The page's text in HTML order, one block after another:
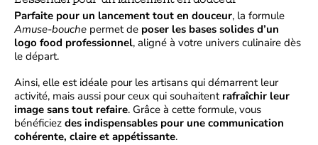
Parfaite pour un lancement tout en douceur, la formule
Amuse-bouche permet de poser les bases solides d’un
logo food professionnel, aligné à votre univers culinaire dès
le départ.
Ainsi, elle est idéale pour les artisans qui démarrent leur
activité, mais aussi pour ceux qui souhaitent rafraîchir leur
image sans tout refaire. Grâce à cette formule, vous
bénéficiez des indispensables pour une communication
cohérente, claire et appétissante.